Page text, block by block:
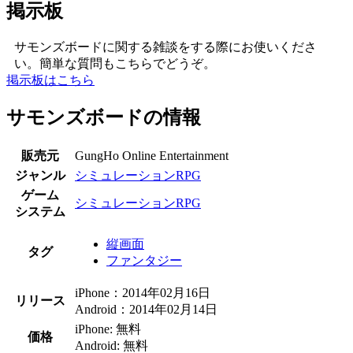
掲示板
サモンズボードに関する雑談をする際にお使いくださ
い。簡単な質問もこちらでどうぞ。
掲示板はこちら
サモンズボードの情報
販売元
GungHo Online Entertainment
ジャンル
シミュレーションRPG
ゲーム
システム
シミュレーションRPG
タグ
縦画面
ファンタジー
リリース
iPhone：2014年02月16日
Android：2014年02月14日
価格
iPhone: 無料
Android: 無料